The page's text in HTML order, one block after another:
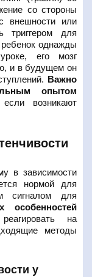
со стороны
внешности или
триггером для
ребенок однажды
его мозг
и в будущем он
Важно
опытом
возникают
в зависимости
нормой для
сигналом для
особенностей
на
методы
у